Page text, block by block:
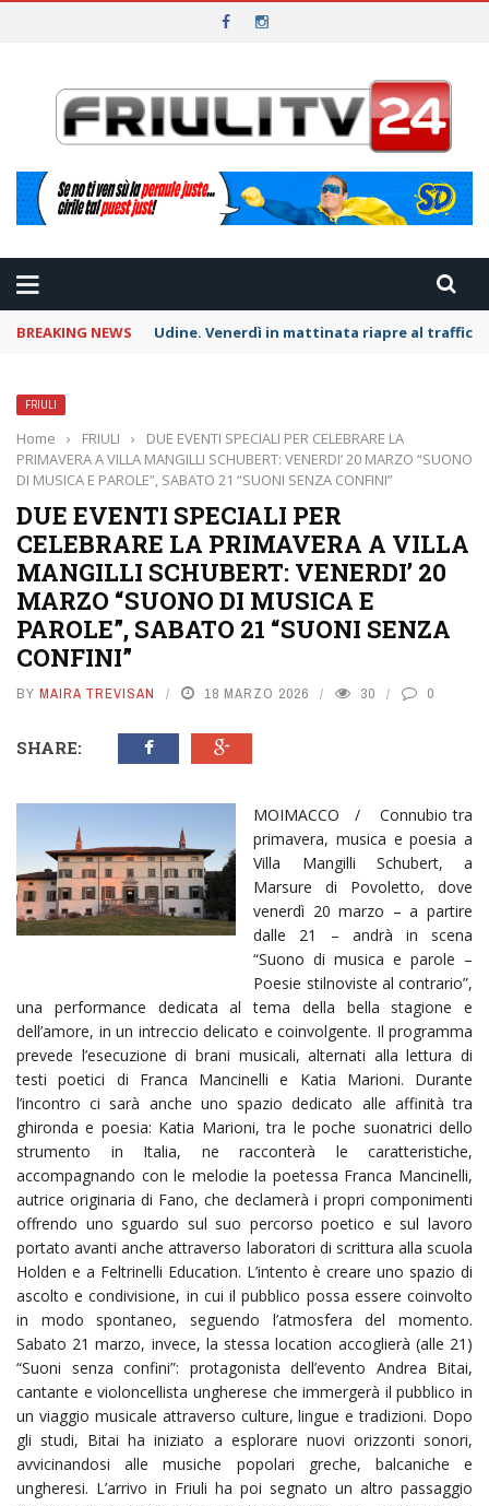
BREAKING NEWS Udine. Venerdì in mattinata riapre al traffico
FRIULI
Home › FRIULI ›
DUE EVENTI SPECIALI PER CELEBRARE LA
PRIMAVERA A VILLA MANGILLI SCHUBERT: VENERDI’ 20 MARZO “SUONO
DI MUSICA E PAROLE”, SABATO 21 “SUONI SENZA CONFINI”
DUE EVENTI SPECIALI PER
CELEBRARE LA PRIMAVERA A VILLA
MANGILLI SCHUBERT: VENERDI’ 20
MARZO “SUONO DI MUSICA E
PAROLE”, SABATO 21 “SUONI SENZA
CONFINI”
BY MAIRA TREVISAN 18 MARZO 2026 30 0
SHARE:
MOIMACCO / Connubio tra
primavera, musica e poesia a
Villa Mangilli Schubert, a
Marsure di Povoletto, dove
venerdì 20 marzo – a partire
dalle 21 – andrà in scena
“Suono di musica e parole –
Poesie stilnoviste al contrario”,
una performance dedicata al tema della bella stagione e
dell’amore, in un intreccio delicato e coinvolgente. Il programma
prevede l’esecuzione di brani musicali, alternati alla lettura di
testi poetici di Franca Mancinelli e Katia Marioni. Durante
l’incontro ci sarà anche uno spazio dedicato alle affinità tra
ghironda e poesia: Katia Marioni, tra le poche suonatrici dello
strumento in Italia, ne racconterà le caratteristiche,
accompagnando con le melodie la poetessa Franca Mancinelli,
autrice originaria di Fano, che declamerà i propri componimenti
offrendo uno sguardo sul suo percorso poetico e sul lavoro
portato avanti anche attraverso laboratori di scrittura alla scuola
Holden e a Feltrinelli Education. L’intento è creare uno spazio di
ascolto e condivisione, in cui il pubblico possa essere coinvolto
in modo spontaneo, seguendo l’atmosfera del momento.
Sabato 21 marzo, invece, la stessa location accoglierà (alle 21)
“Suoni senza confini”: protagonista dell’evento Andrea Bitai,
cantante e violoncellista ungherese che immergerà il pubblico in
un viaggio musicale attraverso culture, lingue e tradizioni. Dopo
gli studi, Bitai ha iniziato a esplorare nuovi orizzonti sonori,
avvicinandosi alle musiche popolari greche, balcaniche e
ungheresi. L’arrivo in Friuli ha poi segnato un altro passaggio